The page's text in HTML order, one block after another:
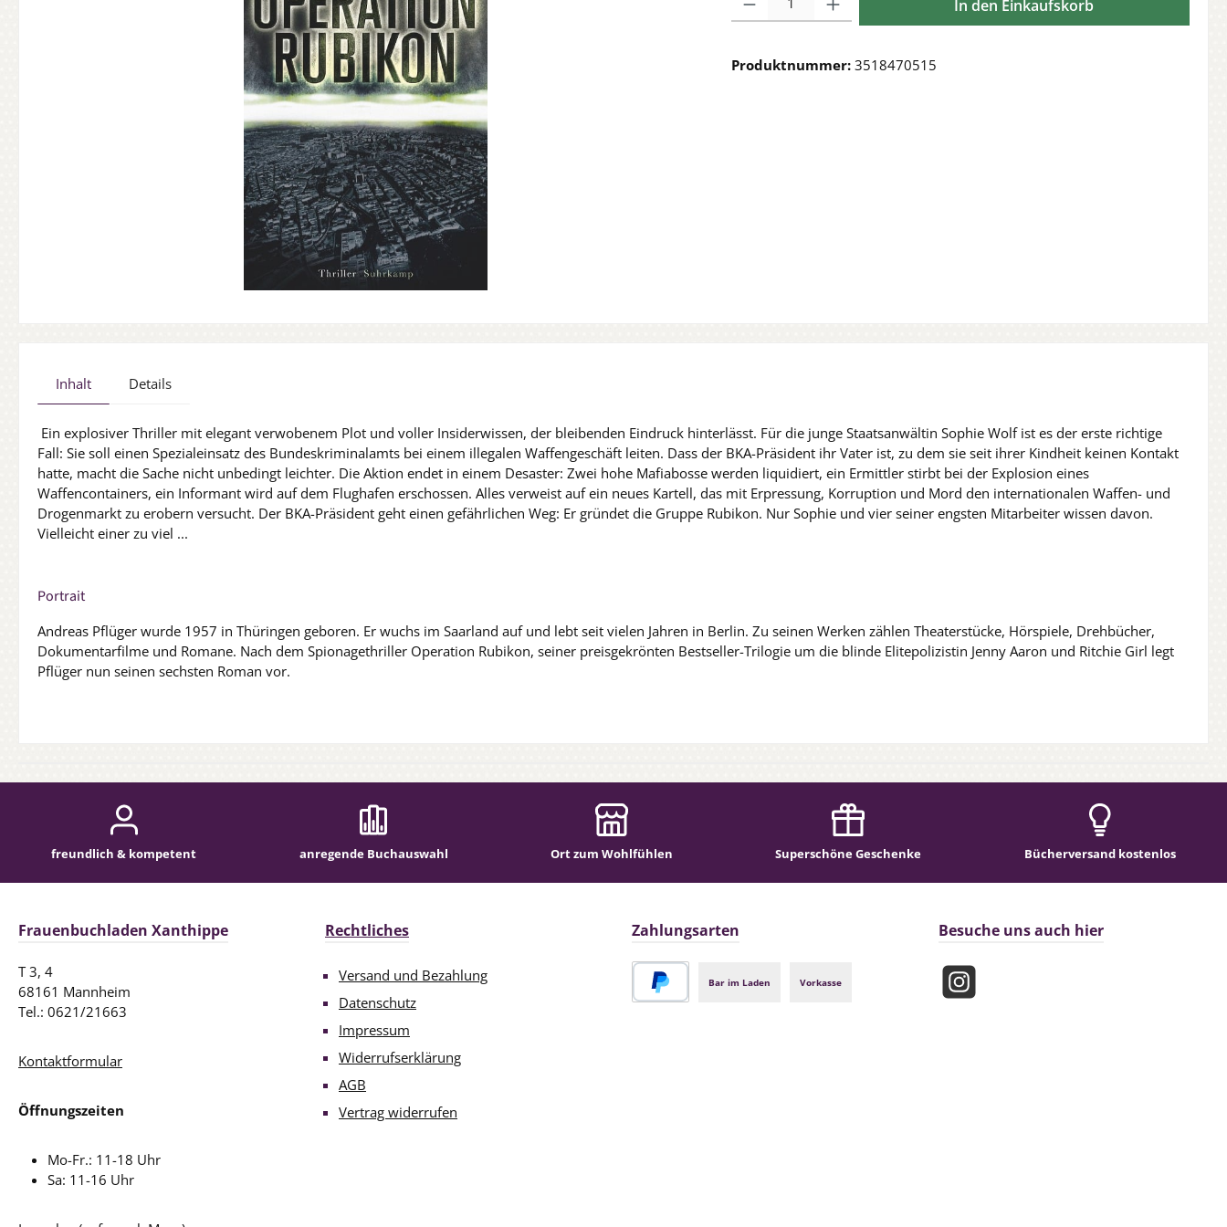
In den Einkaufskorb
Produktnummer: 3518470515
Inhalt Details
Ein explosiver Thriller mit elegant verwobenem Plot und voller Insiderwissen, der bleibenden Eindruck hinterlässt. Für die junge Staatsanwältin Sophie Wolf ist es der erste richtige
Fall: Sie soll einen Spezialeinsatz des Bundeskriminalamts bei einem illegalen Waffengeschäft leiten. Dass der BKA-Präsident ihr Vater ist, zu dem sie seit ihrer Kindheit keinen Kontakt
hatte, macht die Sache nicht unbedingt leichter. Die Aktion endet in einem Desaster: Zwei hohe Mafiabosse werden liquidiert, ein Ermittler stirbt bei der Explosion eines
Waffencontainers, ein Informant wird auf dem Flughafen erschossen. Alles verweist auf ein neues Kartell, das mit Erpressung, Korruption und Mord den internationalen Waffen- und
Drogenmarkt zu erobern versucht. Der BKA-Präsident geht einen gefährlichen Weg: Er gründet die Gruppe Rubikon. Nur Sophie und vier seiner engsten Mitarbeiter wissen davon.
Vielleicht einer zu viel ...
Portrait
Andreas Pflüger wurde 1957 in Thüringen geboren. Er wuchs im Saarland auf und lebt seit vielen Jahren in Berlin. Zu seinen Werken zählen Theaterstücke, Hörspiele, Drehbücher,
Dokumentarfilme und Romane. Nach dem Spionagethriller Operation Rubikon, seiner preisgekrönten Bestseller-Trilogie um die blinde Elitepolizistin Jenny Aaron und Ritchie Girl legt
Pflüger nun seinen sechsten Roman vor.
freundlich & kompetent anregende Buchauswahl Ort zum Wohlfühlen Superschöne Geschenke Bücherversand kostenlos
Rechtliches
Versand und Bezahlung
Datenschutz
Impressum
Widerrufserklärung
AGB
Vertrag widerrufen
Zahlungsarten
Vorkasse
Bar im Laden
Besuche uns auch hier
Instagram
Frauenbuchladen Xanthippe
T 3, 4
68161 Mannheim
Tel.: 0621/21663
Kontaktformular
Öffnungszeiten
Mo-Fr.: 11-18 Uhr
Sa: 11-16 Uhr